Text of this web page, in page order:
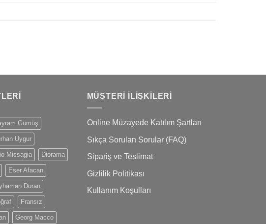
Gümüş
Uygur
Missagia Diorama
Eser Afacan
Duran
Fransız
Georg Macco
MÜŞTERI İLIŞKILERI
Online Müzayede Katılım Şartları
Sıkça Sorulan Sorular (FAQ)
Sipariş ve Teslimat
Gizlilik Politikası
Kullanım Koşulları